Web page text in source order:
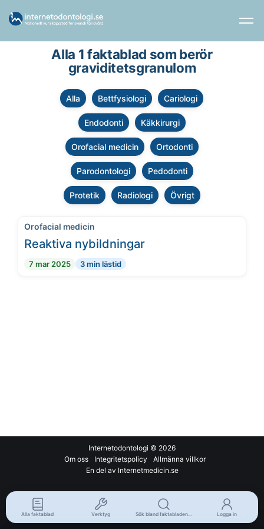
Alla 1 faktablad som berör
graviditetsgranulom
Alla Bettfysiologi Cariologi
Endodonti Käkkirurgi
Orofacial medicin Ortodonti
Parodontologi Pedodonti
Protetik Radiologi Övrigt
Orofacial medicin
Reaktiva nybildningar
7 mar 2025 3 min lästid
Internetodontologi © 2026
Om oss
Integritetspolicy
Allmänna villkor
En del av Internetmedicin.se
Alla faktablad Verktyg Sök bland faktabladen... Logga in